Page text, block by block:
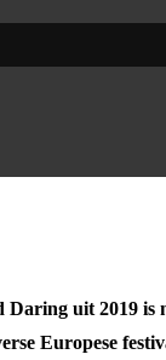
uit 2019
Europese